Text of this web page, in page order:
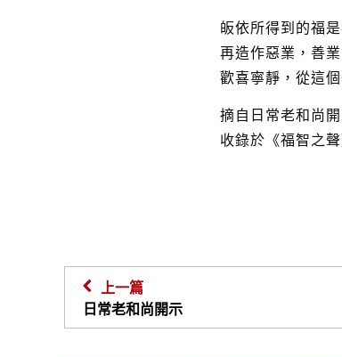
皈依所得到的福
再造作惡業，善
歡喜寧靜，從這
摘自日常老和尚
收錄於《福智之
上一篇
日常老和尚開示